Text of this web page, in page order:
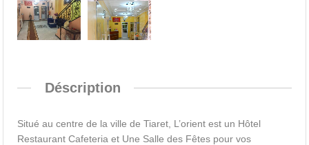
Déscription
Situé au centre de la ville de Tiaret, L’orient est un Hôtel
Restaurant Cafeteria et Une Salle des Fêtes pour vos